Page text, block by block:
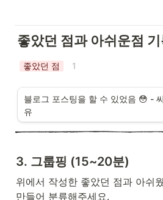
좋았던 점과 아쉬운점
좋았던 점 1
블로그 포스팅을 할 수 있었음 😳 - 씨
유
3. 그룹핑 (15~20분)
위에서 작성한 좋았던 점과 아쉬
만들어 분류해주세요.